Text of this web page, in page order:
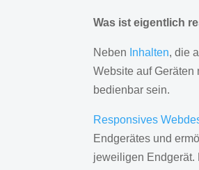
Was ist eigentlich
Neben Inhalten, die
Website auf
bedienbar sein.
Responsives
Endgerätes und
jeweiligen Endgerät.